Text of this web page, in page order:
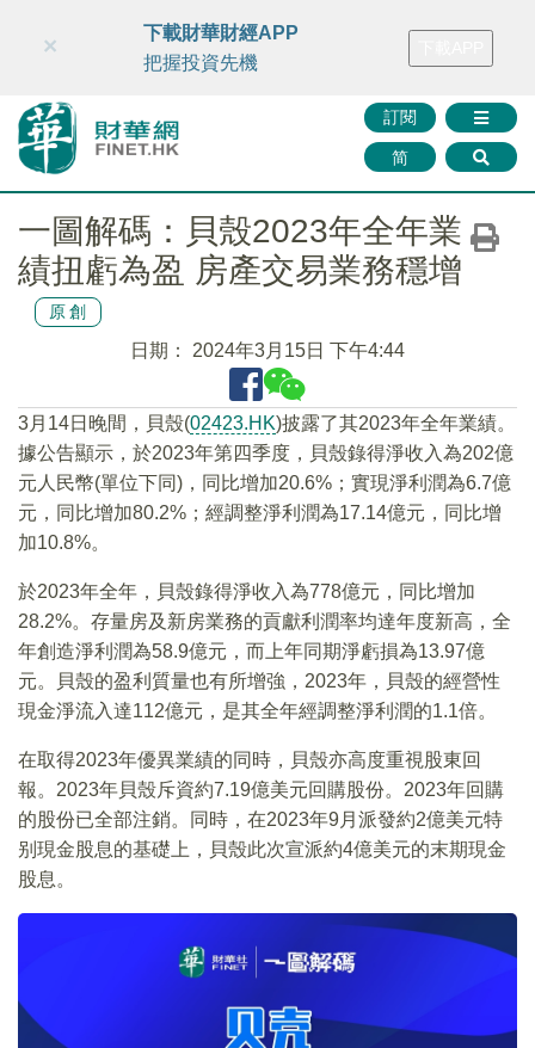
財華智庫網 FINTV FINMETA 財華證券 媒體矩陣
訂閱
简
×
下載財華財經APP
把握投資先機
一圖解碼：貝殼2023年全年業
績扭虧為盈 房產交易業務穩增
原創
日期： 2024年3月15日 下午4:44
3月14日晚間，貝殼(02423.HK)披露了其2023年全年業績。
據公告顯示，於2023年第四季度，貝殼錄得淨收入為202億
元人民幣(單位下同)，同比增加20.6%；實現淨利潤為6.7億
元，同比增加80.2%；經調整淨利潤為17.14億元，同比增
加10.8%。
於2023年全年，貝殼錄得淨收入為778億元，同比增加
28.2%。存量房及新房業務的貢獻利潤率均達年度新高，全
年創造淨利潤為58.9億元，而上年同期淨虧損為13.97億
元。貝殼的盈利質量也有所增強，2023年，貝殼的經營性
現金淨流入達112億元，是其全年經調整淨利潤的1.1倍。
在取得2023年優異業績的同時，貝殼亦高度重視股東回
報。2023年貝殼斥資約7.19億美元回購股份。2023年回購
的股份已全部注銷。同時，在2023年9月派發約2億美元特
别現金股息的基礎上，貝殼此次宣派約4億美元的末期現金
股息。